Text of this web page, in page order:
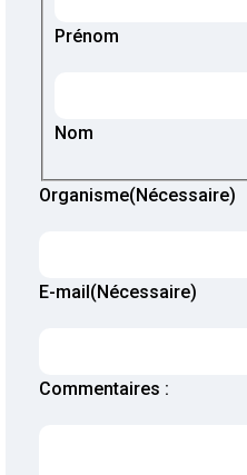
Prénom
Nom
Organisme(Nécessaire)
E-mail(Nécessaire)
Commentaires :